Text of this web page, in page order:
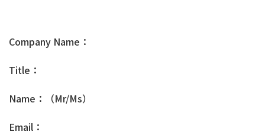
Company Name：
Title：
Name：（Mr/Ms）
Email：